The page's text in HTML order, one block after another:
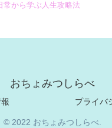
常から学ぶ人生攻略法
おちょみつしらべ
プライバ
© 2022 おちょみつしらべ.